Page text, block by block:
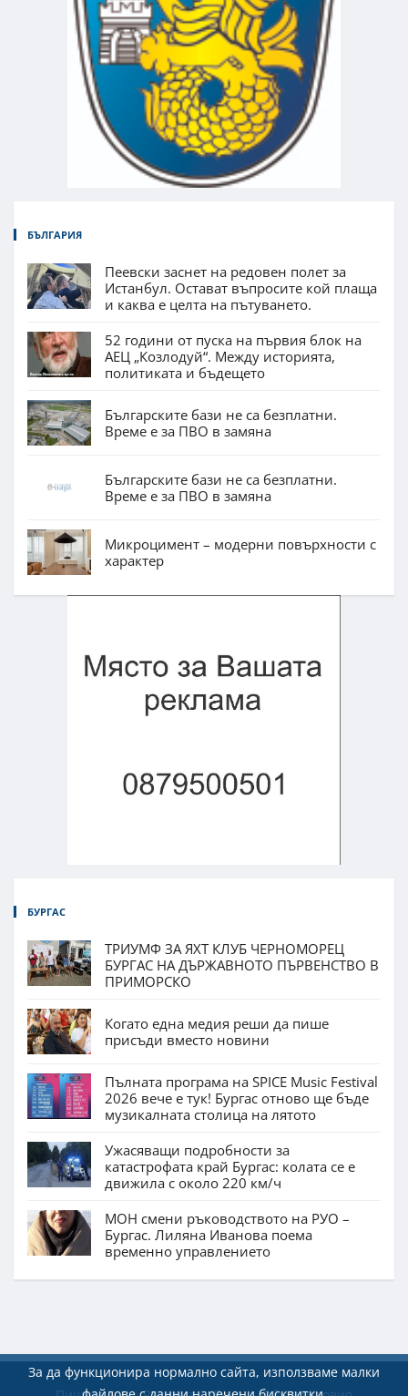
БЪЛГАРИЯ
Пеевски заснет на редовен полет за
Истанбул. Остават въпросите кой плаща
и каква е целта на пътуването.
52 години от пуска на първия блок на
АЕЦ „Козлодуй“. Между историята,
политиката и бъдещето
Българските бази не са безплатни.
Време е за ПВО в замяна
Българските бази не са безплатни.
Време е за ПВО в замяна
Микроцимент – модерни повърхности с
характер
БУРГАС
ТРИУМФ ЗА ЯХТ КЛУБ ЧЕРНОМОРЕЦ
БУРГАС НА ДЪРЖАВНОТО ПЪРВЕНСТВО В
ПРИМОРСКО
Когато една медия реши да пише
присъди вместо новини
Пълната програма на SPICE Music Festival
2026 вече е тук! Бургас отново ще бъде
музикалната столица на лятото
Ужасяващи подробности за
катастрофата край Бургас: колата се е
движила с около 220 км/ч
МОН смени ръководството на РУО –
Бургас. Лиляна Иванова поема
временно управлението
За да функционира нормално сайта, използваме малки